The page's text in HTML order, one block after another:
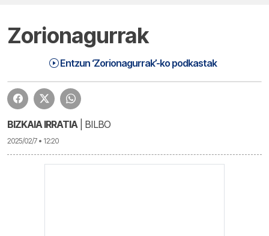
Zorionagurrak
Entzun ‘Zorionagurrak’-ko podkastak
1:21:10 Zorionagurrak (25-02-07) | Zorionagurrak
BIZKAIA IRRATIA| BILBO
2025/02/7 • 12:20